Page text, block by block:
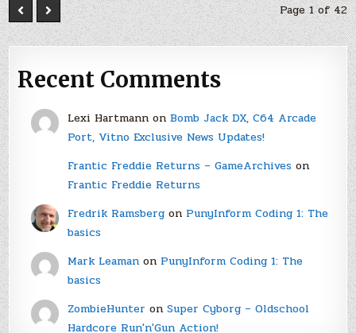
Page 1 of 42
Recent Comments
Lexi Hartmannon Bomb Jack DX, C64 Arcade
Port, Vitno Exclusive News Updates!
Frantic Freddie Returns – GameArchiveson
Frantic Freddie Returns
Fredrik Ramsbergon PunyInform Coding 1: The
basics
Mark Leamanon PunyInform Coding 1: The
basics
ZombieHunter on Super Cyborg – Oldschool
Hardcore Run'n'Gun Action!